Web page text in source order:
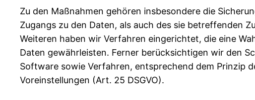
Zu den Maßnahmen gehören insbesondere die
Zugangs zu den Daten, als auch des sie betreffenden
Weiteren haben wir Verfahren eingerichtet, die eine
Daten gewährleisten. Ferner berücksichtigen wir den
Software sowie Verfahren, entsprechend dem Prinzip
Voreinstellungen (Art. 25 DSGVO).